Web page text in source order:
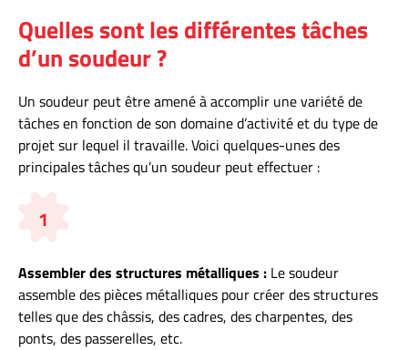
Quelles sont les différentes tâches
d’un soudeur ?
Un soudeur peut être amené à accomplir une variété de
tâches en fonction de son domaine d’activité et du type de
projet sur lequel il travaille. Voici quelques-unes des
principales tâches qu’un soudeur peut effectuer :
1
Assembler des structures métalliques : Le soudeur
assemble des pièces métalliques pour créer des structures
telles que des châssis, des cadres, des charpentes, des
ponts, des passerelles, etc.